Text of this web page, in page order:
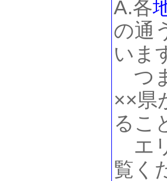
A.各
の通
いま
つ
××県
るこ
エ
覧く